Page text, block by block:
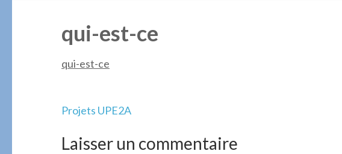
qui-est-ce
qui-est-ce
Navigation
l’article
Projets UPE2A
Laisser un commentaire